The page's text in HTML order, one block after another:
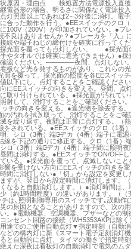
因・理由点 検処置方法電源投入直後
電器形の場合、明るさに関係なく電源投入
灯照度以上であれば2∼3分後に消灯。電
合った動作を行う。●EEスイッチのクロ（
100V（200V）が印加されていない。●ブ
不良はありませんか？●ブレーカを「入」
続や端子ねじの締付けを確実に行ってく
採光面を覆っても点灯しない。 ●採光面
やタオルでは確実に遮光できません）●採
認ください。──────夜間、点灯しない
板など光を発するものがあり、これらの
面を覆って、採光面の照度を各EEスイッ
以下にし、点灯することをご確認くださ
にEEスイッチの向きを変える。昼間、点
取り付けられている。●採光面が汚れてい
射して、消灯することをご確認ください
ッチの向きを変える。●遮光物を除去する
の汚れを拭き取って、消灯することをご確
を繰り返す。夜間は正常に点灯する。（
をされている。●EEスイッチのクロ（1番）
、シロ（3番）端子̶アカ（4番）端子に電源
線を下記の通りに修正する。クロ（1番）
ロ（3番）端子̶アカ（4番）端子間に照明
間は消灯する。●EEスイッチでON/OFF
いる。●採光面を覆って、点滅しないこと
響を受けない方向にEEスイッチの向きを
間に消灯しない●「切」から設定を変更し
すが、翌日から設定時間に消灯します。
なると自動消灯します。）●消灯時間は、
（約1時間程度）の違いがあります。（（
チは､照明制御専用のスイッチです｡誤動作
の原因となることがありますので、次の
。●電動機器、空調機器、ブザーなどの制
ンセント回路の接続（WH5353AKPは除
途でのご使用自動点灯▼指定時刻（自動
どの構内灯に新《スマート電子定刻消灯
と自動的に点灯、タイマの働きで指定時刻
えた深夜は看板灯の自動消灯で電気のムダ